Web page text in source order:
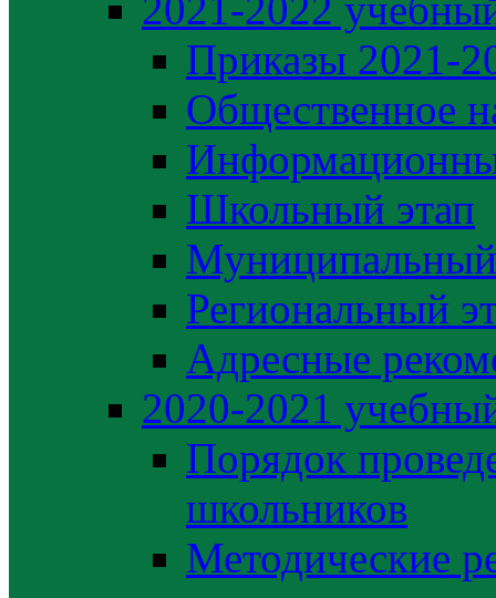
Приказы 2021-
Общественное
Школьный этап
Муниципальный
Региональный
Адресные
2020-2021
Порядок
школьников
Методические